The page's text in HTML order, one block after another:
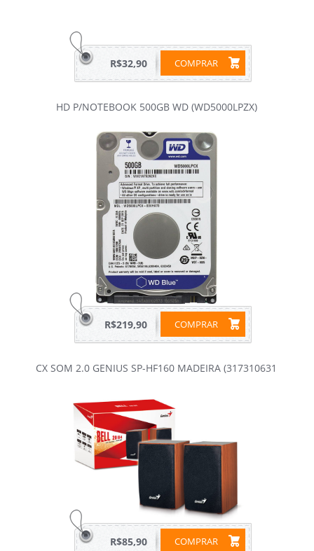
COMPRAR
R$32,90
HD P/NOTEBOOK 500GB WD (WD5000LPZX)
COMPRAR
R$219,90
CX SOM 2.0 GENIUS SP-HF160 MADEIRA (317310631
COMPRAR
R$85,90